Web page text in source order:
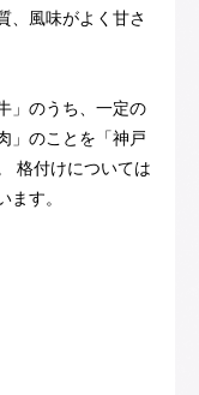
、風味がよく甘さ
」のうち、一定の
」のことを「神戸
格付けについては
ます。